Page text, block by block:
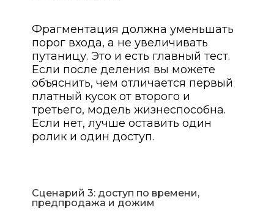
Фрагментация должна уменьшать
порог входа, а не увеличивать
путаницу. Это и есть главный тест.
Если после деления вы можете
объяснить, чем отличается первый
платный кусок от второго и
третьего, модель жизнеспособна.
Если нет, лучше оставить один
ролик и один доступ.
Сценарий 3: доступ по времени,
предпродажа и дожим